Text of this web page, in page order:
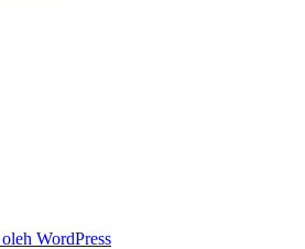
WordPress